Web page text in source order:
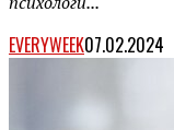
EVERYWEEK07.02.2024